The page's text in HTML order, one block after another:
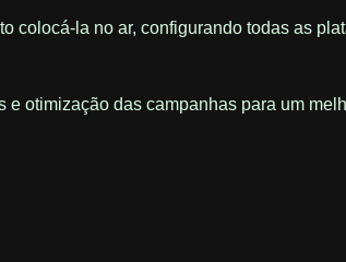
colocá-la no ar, configurando todas as
otimização das campanhas para um